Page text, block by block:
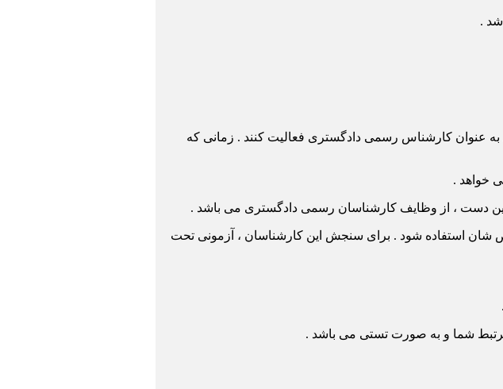
.
عنوان کارشناس رسمی دادگستری فعالیت کنند . زمانی که
خواهد .
دست ، از وظایف کارشناسان رسمی دادگستری می باشد .
استفاده شود . برای سنجش این کارشناسان ، آزمونی تحت
شما و به صورت تستی می باشد .